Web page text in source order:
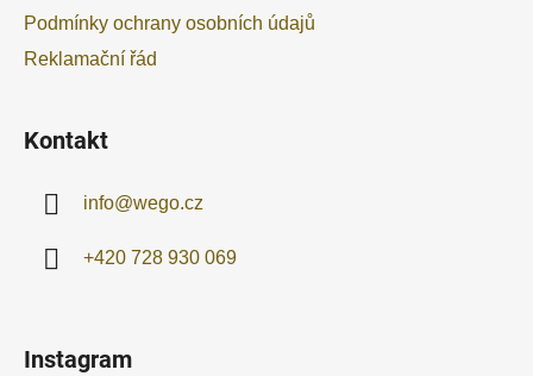
Podmínky ochrany osobních údajů
Reklamační řád
Kontakt
info@wego.cz
+420 728 930 069
Instagram